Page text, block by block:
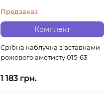
Комплект
Предзаказ
Срібна каблучка з вставками
рожевого аметисту 015-63
1 183 грн.